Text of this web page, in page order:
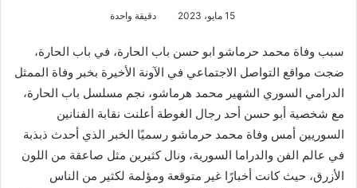
15 مايو، 2023 دقيقة واحدة
سبب وفاة محمد حرماشو ابو حسن باب الحارة، في باب الحارة،
ضجت مواقع التواصل الاجتماعي في الآونة الأخيرة بخبر وفاة الممثل
الدرامي السوري الشهير محمد هرماشو، نجم مسلسل باب الحارة،
مع شخصية أبو حسن أحد رجال الغوطة أعلنت نقابة الفنانين
السوريين أمس وفاة محمد حرماشو رسميًا الخبر الذي أحدث ذبذبة
في عالم الفن والدراما السورية، ونال كثيرين مثل صاعقة من اللون
الأزرق، حيث كانت أخبارًا غير متوقعة ومؤلمة لكثير من الناس